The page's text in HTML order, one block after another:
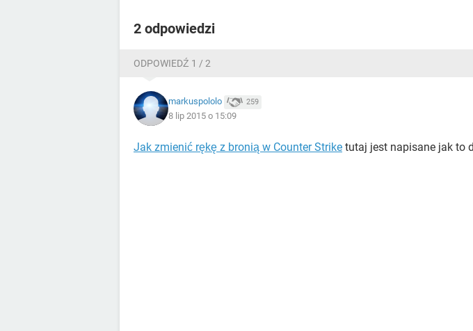
2 odpowiedzi
ODPOWIEDŹ 1 / 2
markuspololo 259
8 lip 2015 o 15:09
Jak zmienić rękę z bronią w Counter Strike tutaj jest napisane jak to